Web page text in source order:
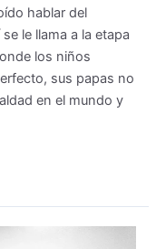
hablar del
le llama a la etapa
los niños
sus papas no
en el mundo y